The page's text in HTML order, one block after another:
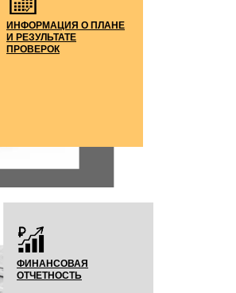
ФИНАНСОВАЯ
ОТЧЕТНОСТЬ
ИНФОРМАЦИЯ О ПЛАНЕ
И РЕЗУЛЬТАТЕ
ПРОВЕРОК